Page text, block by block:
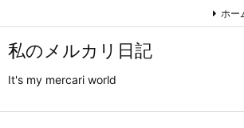
私のメルカリ日記
It's my mercari world
ホー